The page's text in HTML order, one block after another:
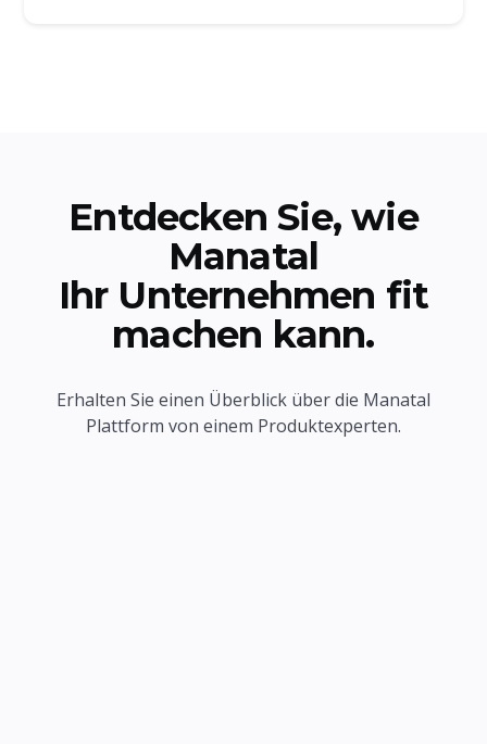
Entdecken Sie, wie
Manatal
Ihr Unternehmen fit
machen kann.
Erhalten Sie einen Überblick über die Manatal
Plattform von einem Produktexperten.